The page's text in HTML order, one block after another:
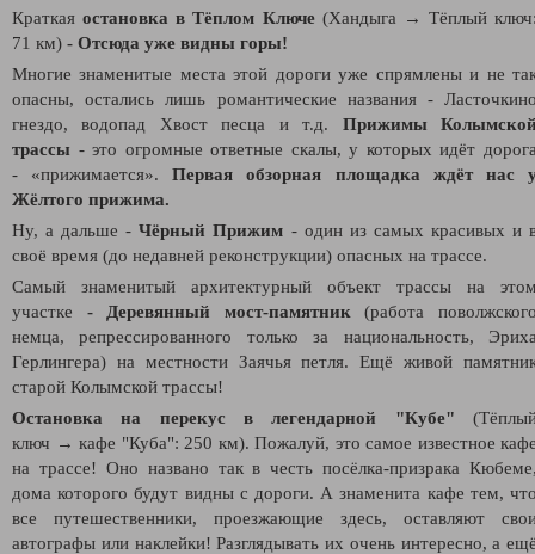
Краткая остановка в Тёплом Ключе (Хандыга → Тёплый
71 км) - Отсюда уже видны горы!
Многие знаменитые места этой дороги уже спрямлены и не
опасны, остались лишь романтические названия -
гнездо, водопад Хвост песца и т.д.
Прижимы
трассы - это огромные ответные скалы, у которых идёт
- «прижимается».
Первая обзорная площадка ждёт нас
Жёлтого прижима.
Ну, а дальше - Чёрный Прижим - один из самых красивых и
своё время (до недавней реконструкции) опасных на трассе.
Самый знаменитый архитектурный объект трассы на
участке - Деревянный мост-памятник(работа
немца, репрессированного только за национальность,
Герлингера) на местности Заячья петля. Ещё живой
старой Колымской трассы!
Остановка на перекус в легендарной "Кубе"
ключ → кафе "Куба": 250 км). Пожалуй, это самое известное
на трассе! Оно названо так в честь посёлка-призрака
дома которого будут видны с дороги. А знаменита кафе тем,
все путешественники, проезжающие здесь, оставляют
автографы или наклейки! Разглядывать их очень интересно, а